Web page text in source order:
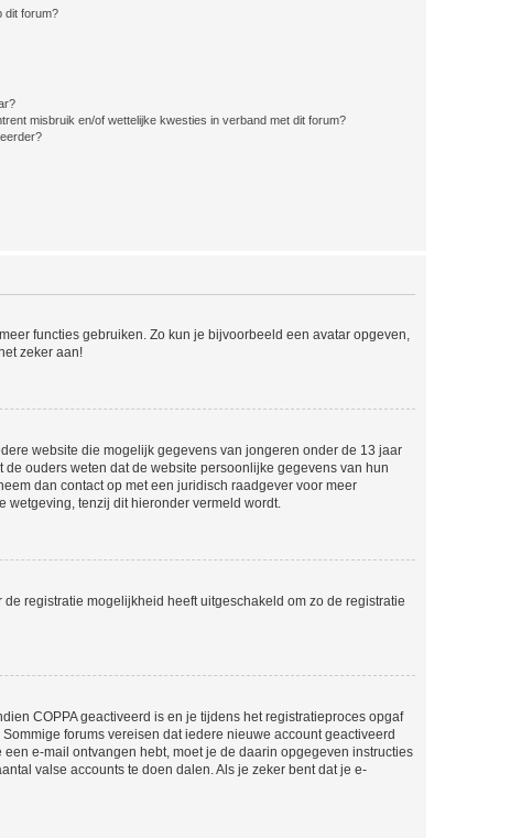
dit forum?
misbruik en/of wettelijke kwesties in verband met dit forum?
functies gebruiken. Zo kun je bijvoorbeeld een avatar opgeven,
zeker aan!
website die mogelijk gegevens van jongeren onder de 13 jaar
ouders weten dat de website persoonlijke gegevens van hun
dan contact op met een juridisch raadgever voor meer
tenzij dit hieronder vermeld wordt.
registratie mogelijkheid heeft uitgeschakeld om zo de registratie
COPPA geactiveerd is en je tijdens het registratieproces opgaf
forums vereisen dat iedere nieuwe account geactiveerd
e-mail ontvangen hebt, moet je de daarin opgegeven instructies
valse accounts te doen dalen. Als je zeker bent dat je e-